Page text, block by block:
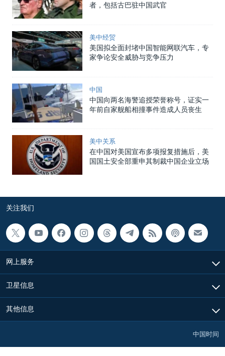
者，包括古巴驻中国武官
美中经贸
美国拟全面封堵中国智能网联汽车，专
家争论安全威胁与竞争压力
中国
中国向两名海警追授荣誉称号，证实一
年前自家舰船相撞事件造成人员丧生
美中关系
在中国对美国宣布多项报复措施后，美
国国土安全部重申其制裁中国企业立场
关注我们
网上服务
卫星信息
其他信息
中国时间